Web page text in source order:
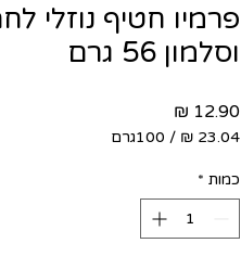
פרמיו חטיף נוזלי
וסלמון 56 גרם
/ 100גרם
לכל
100
כמות *